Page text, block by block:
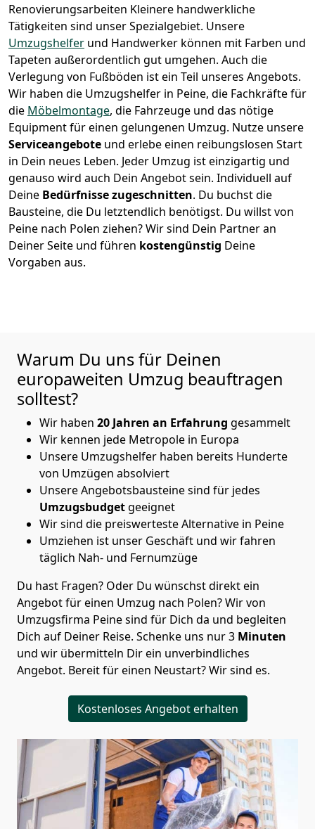
Renovierungsarbeiten Kleinere handwerkliche
Tätigkeiten sind unser Spezialgebiet. Unsere
Umzugshelfer und Handwerker können mit Farben und
Tapeten außerordentlich gut umgehen. Auch die
Verlegung von Fußböden ist ein Teil unseres Angebots.
Wir haben die Umzugshelfer in Peine, die Fachkräfte für
die Möbelmontage, die Fahrzeuge und das nötige
Equipment für einen gelungenen Umzug. Nutze unsere
Serviceangebote und erlebe einen reibungslosen Start
in Dein neues Leben. Jeder Umzug ist einzigartig und
genauso wird auch Dein Angebot sein. Individuell auf
Deine Bedürfnisse zugeschnitten. Du buchst die
Bausteine, die Du letztendlich benötigst. Du willst von
Peine nach Polen ziehen? Wir sind Dein Partner an
Deiner Seite und führen kostengünstig Deine
Vorgaben aus.
Warum Du uns für Deinen
europaweiten Umzug beauftragen
solltest?
Wir haben 20 Jahren an Erfahrung gesammelt
Wir kennen jede Metropole in Europa
Unsere Umzugshelfer haben bereits Hunderte
von Umzügen absolviert
Unsere Angebotsbausteine sind für jedes
Umzugsbudgetgeeignet
Wir sind die preiswerteste Alternative in Peine
Umziehen ist unser Geschäft und wir fahren
täglich Nah- und Fernumzüge
Du hast Fragen? Oder Du wünschst direkt ein
Angebot für einen Umzug nach Polen? Wir von
Umzugsfirma Peinesind für Dich da und begleiten
Dich auf Deiner Reise. Schenke uns nur3 Minuten
und wir übermitteln Dir ein unverbindliches
Angebot. Bereit für einen Neustart? Wir sind es.
Kostenloses Angebot erhalten